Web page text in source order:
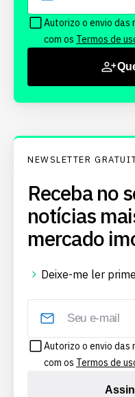
Autorizo o envio das
com os Termos de
NEWSLETTER
Receba no
notícias
mercado
Deixe-me ler
Autorizo o envio das
com os Termos de